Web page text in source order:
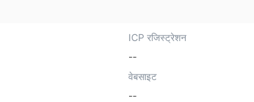
ICP रजिस्ट्रेशन
--
वेबसाइट
--